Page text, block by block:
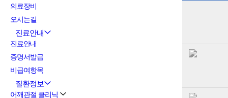
의료장비
오시는길
진료안내
진료안내
증명서발급
비급여항목
질환정보
어깨관절 클리닉